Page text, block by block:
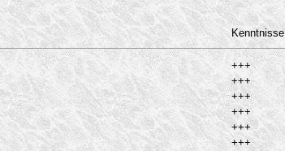
Kenntnisse
+++
+++
+++
+++
+++
+++